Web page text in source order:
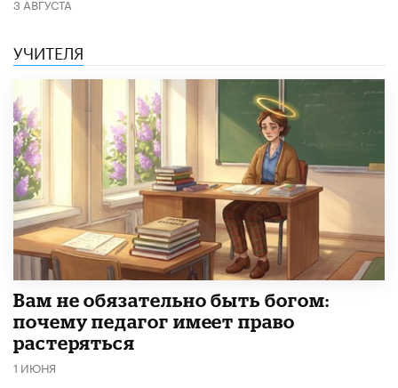
УЧИТЕЛЯ
​Вам не обязательно быть богом:
почему педагог имеет право
растеряться
1 ИЮНЯ